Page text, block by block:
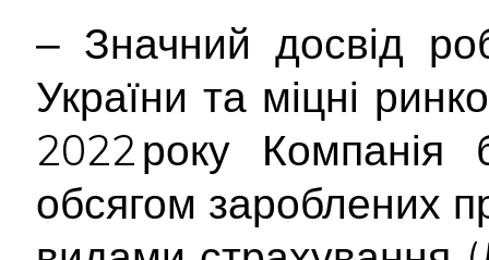
‒ Значний досвід
України та міцні
2022 року Компанія
обсягом зароблених